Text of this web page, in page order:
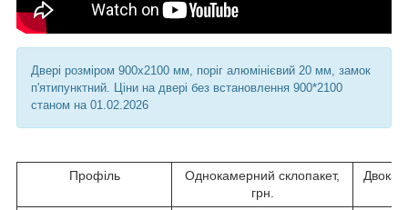
Двері розміром 900х2100 мм, поріг алюмінієвий 20 мм, замок
п'ятипунктний. Ціни на двері без встановлення 900*2100
станом на 01.02.2026
Профіль
Однокамерний склопакет,
грн.